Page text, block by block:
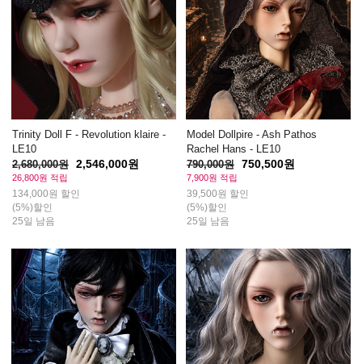
Trinity Doll F - Revolution klaire -
LE10
2,680,000원 2,546,000원
26,800원 적립
134,000원 할인
(5%)할인
25일 남음
Model Dollpire - Ash Pathos
Rachel Hans - LE10
790,000원 750,500원
7,900원 적립
39,500원 할인
(5%)할인
25일 남음